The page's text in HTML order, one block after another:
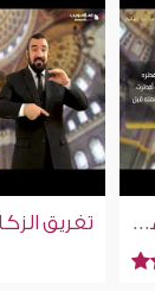
سنن الصوم | أحكام رمضان | إسلام ويب | للصم بلغة الإشارة